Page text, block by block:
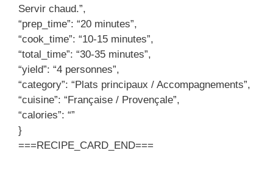
Servir chaud.”,
“prep_time”: “20 minutes”,
“cook_time”: “10-15 minutes”,
“total_time”: “30-35 minutes”,
“yield”: “4 personnes”,
“category”: “Plats principaux / Accompagnements”,
“cuisine”: “Française / Provençale”,
“calories”: “”
}
===RECIPE_CARD_END===